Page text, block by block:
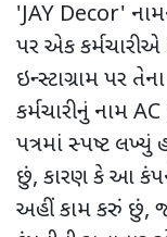
'JAY Decor'
પર એક કર્મચારીએ
ઇન્સ્ટાગ્રામ પર તેના
કર્મચારીનું નામ
પત્રમાં સ્પષ્ટ લખ્યું
છું, કારણ કે આ
અહીં કામ કરું છું,